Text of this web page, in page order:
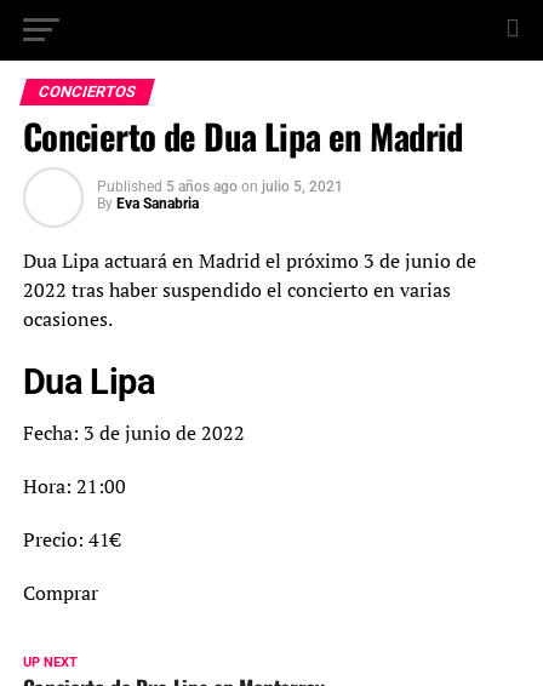
CONCIERTOS
Concierto de Dua Lipa en Madrid
Published 5 años ago on julio 5, 2021
By Eva Sanabria
Dua Lipa actuará en Madrid el próximo 3 de junio de
2022 tras haber suspendido el concierto en varias
ocasiones.
Dua Lipa
Fecha: 3 de junio de 2022
Hora: 21:00
Precio: 41€
Comprar
UP NEXT